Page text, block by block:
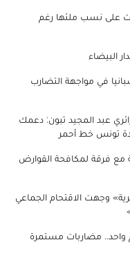
على نسب ملئها رغم
البيضاء
في مواجهة التضارب
عبد المجيد تبون: دعمك
تونس خط أحمر
مع فرقة لمكافحة القوارض
وجهت الاقتحام الجماعي
واحد.. مضاربات مستمرة